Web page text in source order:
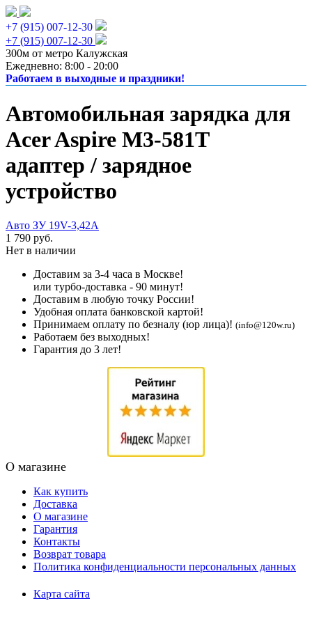
+7 (915) 007-12-30
+7 (915) 007-12-30
300м от метро Калужская
Ежедневно: 8:00 - 20:00
Работаем в выходные и праздники!
Автомобильная зарядка для
Acer Aspire M3-581T
адаптер / зарядное
устройство
Авто ЗУ 19V-3,42A
1 790 руб.
Нет в наличии
Доставим за 3-4 часа в Москве!
или турбо-доставка - 90 минут!
Доставим в любую точку России!
Удобная оплата банковской картой!
Принимаем оплату по безналу (юр лица)! (info@120w.ru)
Работаем без выходных!
Гарантия до 3 лет!
О магазине
Как купить
Доставка
О магазине
Гарантия
Контакты
Возврат товара
Политика конфиденциальности персональных данных
Карта сайта